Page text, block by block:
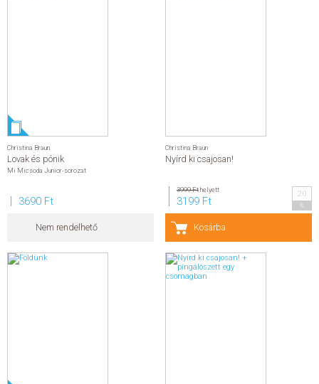
Christina Braun
Lovak és pónik
Mi Micsoda Junior-sorozat
3690 Ft
Nem rendelhető
Christina Braun
Nyírd ki csajosan!
3999 Fthelyett
3199 Ft
20
Kosárba